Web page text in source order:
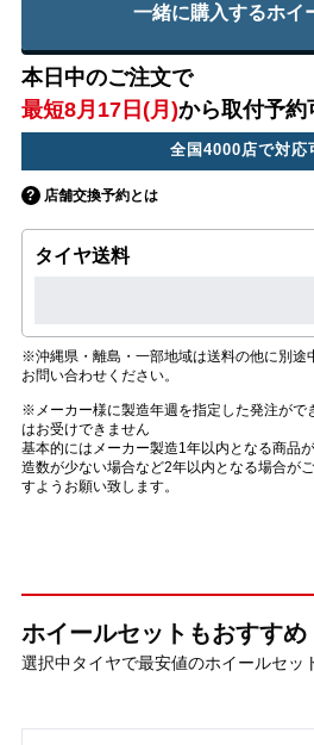
一緒に購入するホイ
本日中のご注文で
最短8月17日(月)から取付予約
全国4000店で対応
店舗交換予約とは
タイヤ送料
※沖縄県・離島・一部地域は送料の他に別途
お問い合わせください。
※メーカー様に製造年週を指定した発注がで
はお受けできません
基本的にはメーカー製造1年以内となる商品
造数が少ない場合など2年以内となる場合が
すようお願い致します。
ホイールセットもおすすめ
選択中タイヤで最安値のホイールセッ